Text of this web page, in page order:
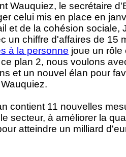
Wauquiez, le secrétaire
celui mis en place en
et de la cohésion sociale,
un chiffre d'affaires de 15
à la personne joue un rôle
plan 2, nous voulons
et un nouvel élan pour
contient 11 nouvelles
secteur, à améliorer la
atteindre un milliard